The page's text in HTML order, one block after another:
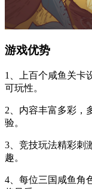
游戏优势
1、上百个咸鱼关卡
可玩性。
2、内容丰富多彩，
验。
3、竞技玩法精彩刺
趣。
4、每位三国咸鱼角